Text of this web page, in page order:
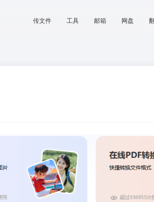
传文件 工具 邮箱 网盘